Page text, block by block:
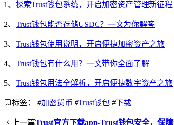
1、 探索Trust钱包系统，开启加密资产管理新征程
2、 Trust钱包能否存储USDC？一文为你解答
3、 Trust钱包使用说明，开启便捷加密资产之旅
4、 Trust钱包有什么用？一文带你全面了解
5、 Trust钱包用法全解析，开启便捷数字资产之旅
标签： #加密货币 #Trust钱包 #下载
上一篇Trust官方下载app-Trust钱包安全，保